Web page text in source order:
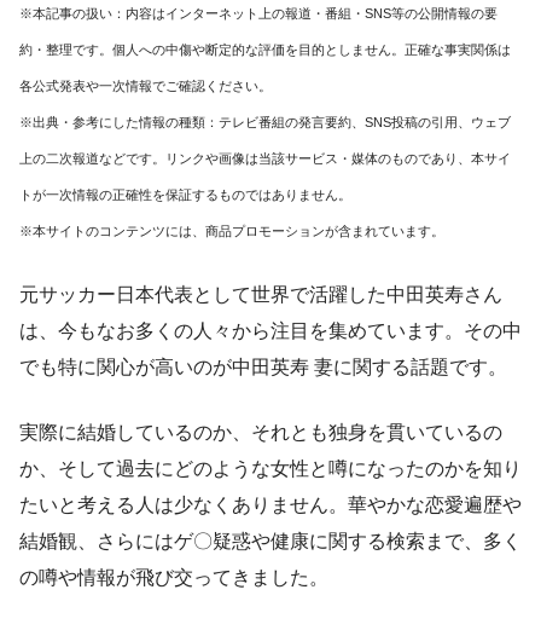
※本記事の扱い：内容はインターネット上の報道・番組・SNS等の公開情報の要
約・整理です。個人への中傷や断定的な評価を目的としません。正確な事実関係は
各公式発表や一次情報でご確認ください。
※出典・参考にした情報の種類：テレビ番組の発言要約、SNS投稿の引用、ウェブ
上の二次報道などです。リンクや画像は当該サービス・媒体のものであり、本サイ
トが一次情報の正確性を保証するものではありません。
※本サイトのコンテンツには、商品プロモーションが含まれています。
元サッカー日本代表として世界で活躍した中田英寿さん
は、今もなお多くの人々から注目を集めています。その中
でも特に関心が高いのが中田英寿 妻に関する話題です。
実際に結婚しているのか、それとも独身を貫いているの
か、そして過去にどのような女性と噂になったのかを知り
たいと考える人は少なくありません。華やかな恋愛遍歴や
結婚観、さらにはゲ〇疑惑や健康に関する検索まで、多く
の噂や情報が飛び交ってきました。